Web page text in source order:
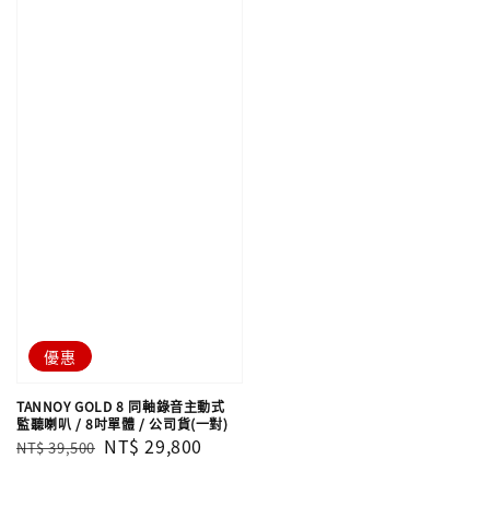
優惠
TANNOY GOLD 8 同軸錄音主動式
監聽喇叭 / 8吋單體 / 公司貨(一對)
Regular
NT$ 39,500 Sale
NT$ 29,800